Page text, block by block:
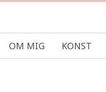
OM MIG KONST